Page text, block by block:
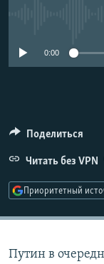
0:00
Поделиться
Читать без VPN
Приоритетный
Путин в